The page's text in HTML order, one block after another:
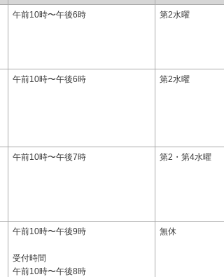
午前10時〜午後6時 第2水曜
午前10時〜午後6時 第2水曜
午前10時〜午後7時 第2・第4水曜
午前10時〜午後9時
受付時間
午前10時〜午後8時
無休